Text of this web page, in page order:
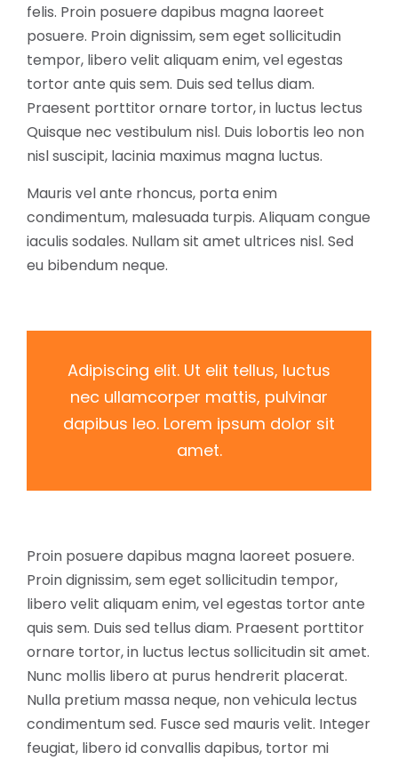
felis. Proin posuere dapibus magna laoreet
posuere. Proin dignissim, sem eget sollicitudin
tempor, libero velit aliquam enim, vel egestas
tortor ante quis sem. Duis sed tellus diam.
Praesent porttitor ornare tortor, in luctus lectus
Quisque nec vestibulum nisl. Duis lobortis leo non
nisl suscipit, lacinia maximus magna luctus.
Mauris vel ante rhoncus, porta enim
condimentum, malesuada turpis. Aliquam congue
iaculis sodales. Nullam sit amet ultrices nisl. Sed
eu bibendum neque.
Adipiscing elit. Ut elit tellus, luctus
nec ullamcorper mattis, pulvinar
dapibus leo. Lorem ipsum dolor sit
amet.
Proin posuere dapibus magna laoreet posuere.
Proin dignissim, sem eget sollicitudin tempor,
libero velit aliquam enim, vel egestas tortor ante
quis sem. Duis sed tellus diam. Praesent porttitor
ornare tortor, in luctus lectus sollicitudin sit amet.
Nunc mollis libero at purus hendrerit placerat.
Nulla pretium massa neque, non vehicula lectus
condimentum sed. Fusce sed mauris velit. Integer
feugiat, libero id convallis dapibus, tortor mi